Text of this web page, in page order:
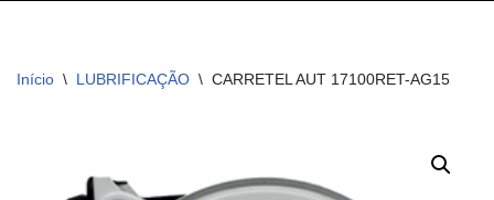
Início \ LUBRIFICAÇÃO \ CARRETEL AUT 17100RET-AG15